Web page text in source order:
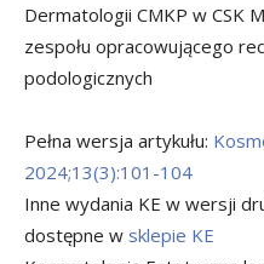
Dermatologii CMKP w CSK
zespołu opracowującego
podologicznych
Pełna wersja artykułu:
2024;13(3):101-104
Inne wydania KE w wersji
dostępne w sklepie KE